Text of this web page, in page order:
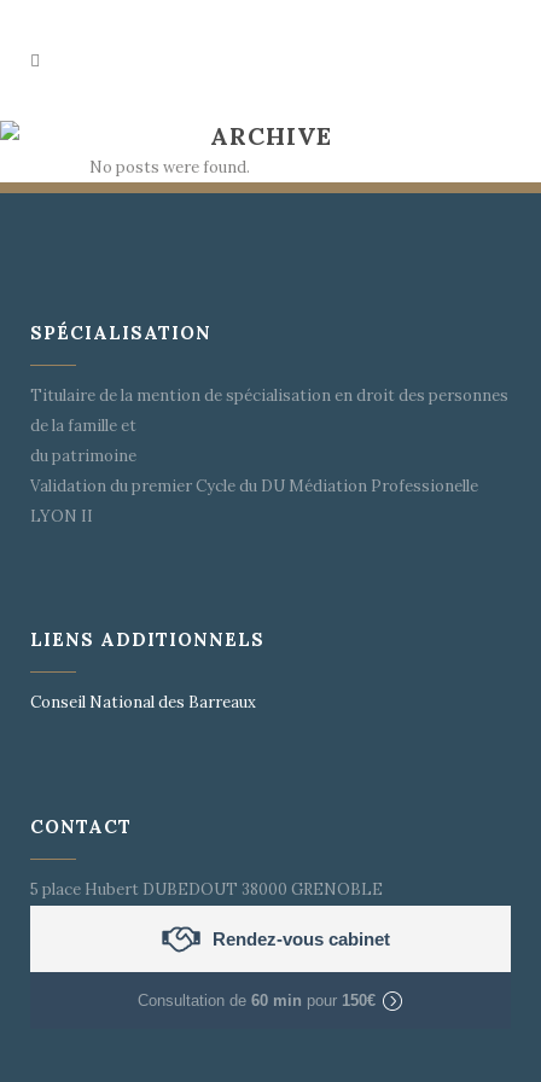
ARCHIVE
No posts were found.
SPÉCIALISATION
Titulaire de la mention de spécialisation en droit des personnes
de la famille et
du patrimoine
Validation du premier Cycle du DU Médiation Professionelle
LYON II
LIENS ADDITIONNELS
Conseil National des Barreaux
CONTACT
5 place Hubert DUBEDOUT 38000 GRENOBLE
Rendez-vous cabinet
Consultation de 60 min pour 150€